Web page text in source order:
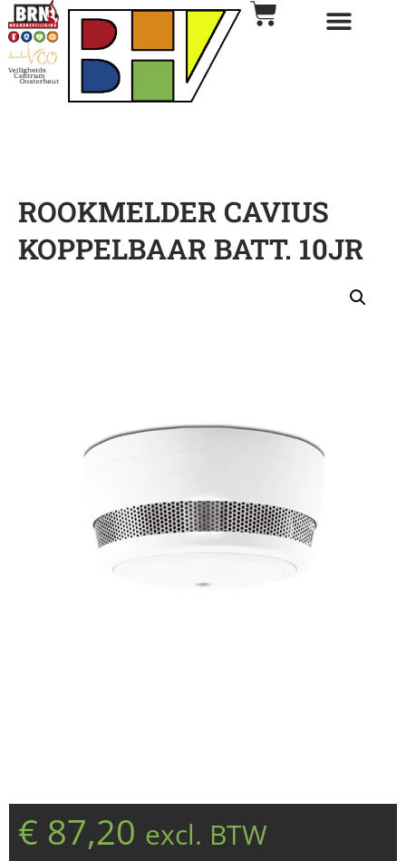
ROOKMELDER CAVIUS
KOPPELBAAR BATT. 10JR
€ 87,20 excl. BTW